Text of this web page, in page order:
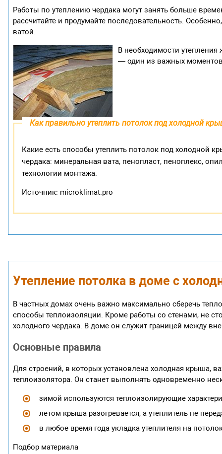
Работы по утеплению чердака могут занять больше
рассчитайте и продумайте последовательность.
ватой.
В необходимости
— один из важных моментов
Как правильно утеплить потолок под холодной
Какие есть способы утеплить потолок под холодной
чердака: минеральная вата, пенопласт, пеноплекс,
технологии монтажа.
Источник: microklimat.pro
Утепление потолка в доме с
В частных домах очень важно максимально сберечь
способы теплоизоляции. Кроме работы со стенами, не
холодного чердака. В доме он служит границей между
Основные правила
Для строений, в которых установлена холодная крыша,
теплоизолятора. Он станет выполнять одновременно
зимой используются теплоизолирующие
летом крыша разогревается, а утеплитель не
в любое время года укладка утеплителя на
Подбор материала